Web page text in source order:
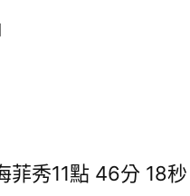
菲秀11點 46分 18秒